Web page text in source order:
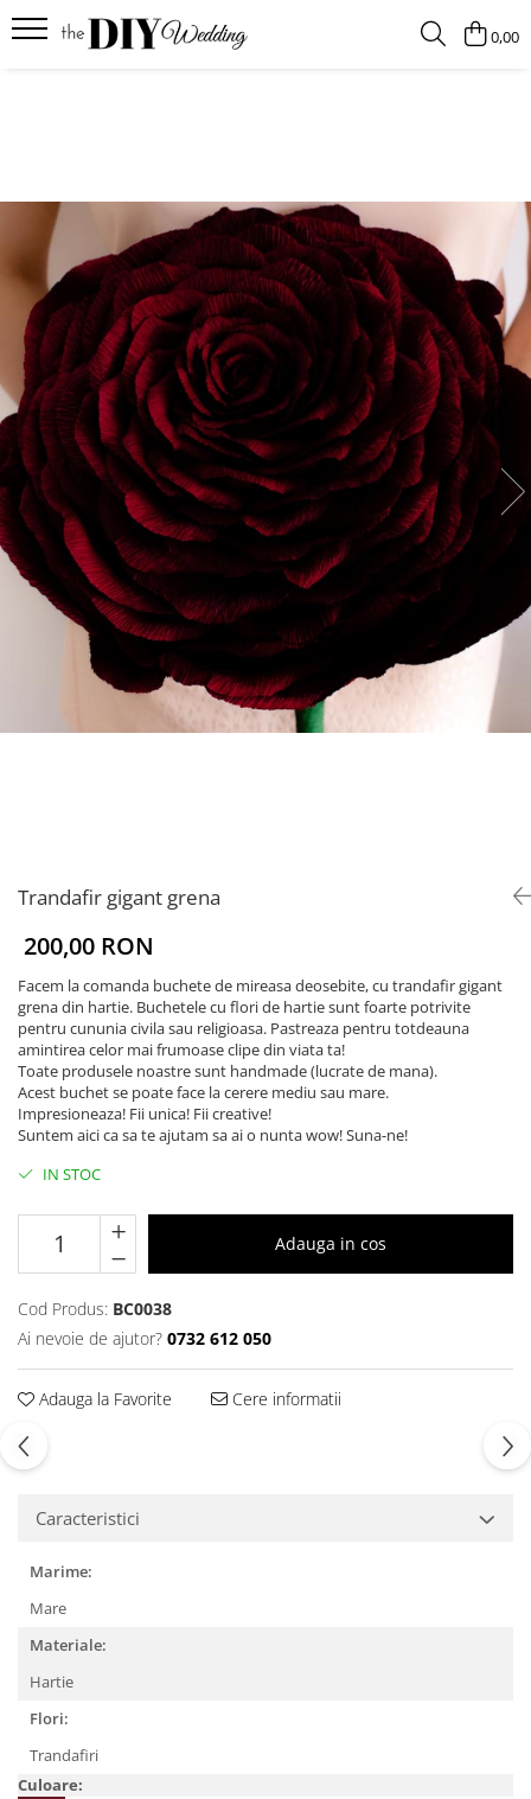
Pahare
Bratari
Brose
Pentru barbati
0,00
Trandafir gigant grena
200,00 RON
Facem la comanda buchete de mireasa deosebite, cu trandafir gigant
grena din hartie. Buchetele cu flori de hartie sunt foarte potrivite
pentru cununia civila sau religioasa. Pastreaza pentru totdeauna
amintirea celor mai frumoase clipe din viata ta!
Toate produsele noastre sunt handmade (lucrate de mana).
Acest buchet se poate face la cerere mediu sau mare.
Impresioneaza! Fii unica! Fii creative!
Suntem aici ca sa te ajutam sa ai o nunta wow! Suna-ne!
IN STOC
Adauga in cos
Cod Produs: BC0038
Ai nevoie de ajutor? 0732 612 050
Adauga la Favorite Cere informatii
Caracteristici
Marime:
Mare
Materiale:
Hartie
Flori:
Trandafiri
Culoare: